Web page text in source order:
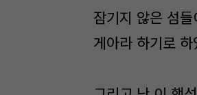
잠기지 않은 섬
게아라 하기로